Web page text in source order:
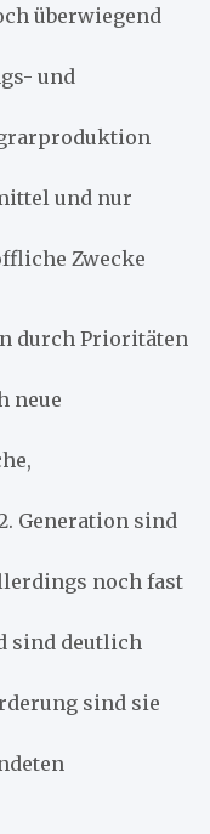
überwiegend
und
und nur
Zwecke
durch Prioritäten
neue
Generation sind
noch fast
sind deutlich
sind sie